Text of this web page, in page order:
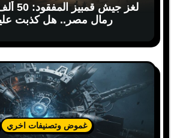
لغز جيش
رمال مصر.. هل كذبت
غموض وتصنيفات اخري